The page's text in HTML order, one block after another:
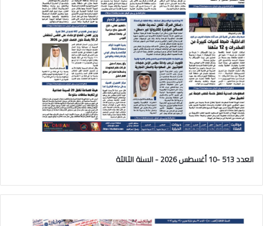
العدد 513 -10 أغسطس 2026 - السنة الثالثة